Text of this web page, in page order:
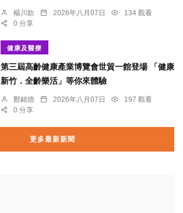
楊川欽 2026年八月07日
134 觀看
0 分享
健康及醫療
第三屆高齡健康產業博覽會世貿一館登場 「健康
新竹．全齡樂活」等你來體驗
鄭銘德 2026年八月07日
197 觀看
0 分享
更多最新新聞